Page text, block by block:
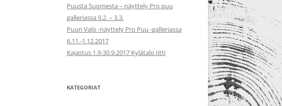
Puusta Suomesta – näyttely Pro puu
galleriassa 9.2. – 3.3.
Puun Valo -näyttely Pro Puu -galleriassa
6.11.-1.12.2017
Kajastus 1.9-30.9.2017 Kylätalo Iitti
KATEGORIAT